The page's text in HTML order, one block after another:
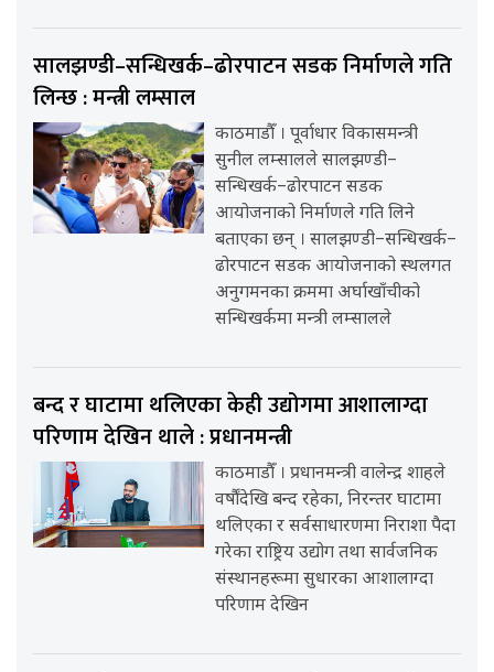
सालझण्डी–सन्धिखर्क–ढोरपाटन सडक निर्माणले गति
लिन्छ : मन्त्री लम्साल
काठमाडौँ । पूर्वाधार विकासमन्त्री
सुनील लम्सालले सालझण्डी–
सन्धिखर्क–ढोरपाटन सडक
आयोजनाको निर्माणले गति लिने
बताएका छन् । सालझण्डी–सन्धिखर्क–
ढोरपाटन सडक आयोजनाको स्थलगत
अनुगमनका क्रममा अर्घाखाँचीको
सन्धिखर्कमा मन्त्री लम्सालले
बन्द र घाटामा थलिएका केही उद्योगमा आशालाग्दा
परिणाम देखिन थाले : प्रधानमन्त्री
काठमाडौँ । प्रधानमन्त्री वालेन्द्र शाहले
वर्षौंदेखि बन्द रहेका, निरन्तर घाटामा
थलिएका र सर्वसाधारणमा निराशा पैदा
गरेका राष्ट्रिय उद्योग तथा सार्वजनिक
संस्थानहरूमा सुधारका आशालाग्दा
परिणाम देखिन